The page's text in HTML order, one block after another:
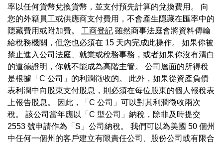
率以任何貨幣兌換貨幣，並支付預先計算的兌換費用。 向
您的外籍員工或供應商支付費用，不會產生隱藏在匯率中的
隱藏費用或附加費。 工商登記 雖然商事法庭會將資料傳輸
給稅務機關，但您也必須在 15 天內完成此操作。 如果你被
禁止進入公司法庭、就業或稅務事務，或者如果你沒有清白
的道德證明，你就不能成為高階主管。 公司層面的所得稅
是根據「C 公司」的利潤徵收的。 此外，如果從資產負債
表利潤中向股東支付股息，則必須在每位股東的個人報稅表
上報告股息。 因此，「C 公司」可以對其利潤徵收兩次
稅。 該公司當年應以「C 型公司」納稅，除非及時提交
2553 號申請作為「S」公司納稅。 我們可以為美國 50 個州
中任何一個州的客戶建立有限責任公司、股份公司或有限合